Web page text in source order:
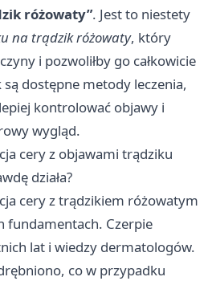
różowaty”. Jest to niestety
na trądzik różowaty, który
i pozwoliłby go całkowicie
dostępne metody leczenia,
kontrolować objawy i
wygląd.
cery z objawami trądziku
działa?
cery z trądzikiem różowatym
fundamentach. Czerpie
lat i wiedzy dermatologów.
co w przypadku